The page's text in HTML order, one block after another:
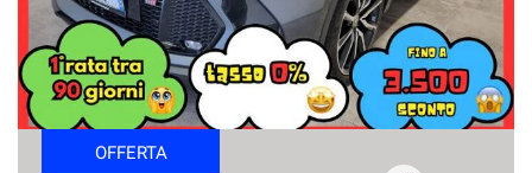
NEWS
OFFERTA
tracciamento
che
adottiamo
per
offrire
le
funzionalità